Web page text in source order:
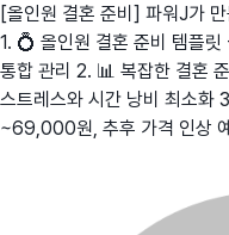
[올인원 결혼 준비] 파워J가
1. 💍 올인원 결혼 준비 템플
통합 관리 2. 📊 복잡한 결혼
스트레스와 시간 낭비 최소
~69,000원, 추후 가격 인상